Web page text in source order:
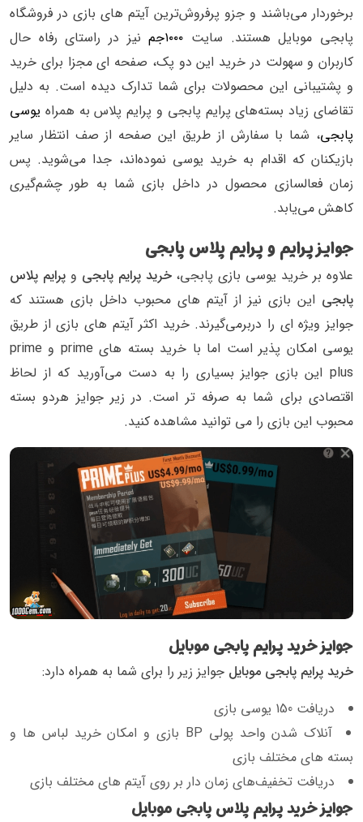
برخوردار می‌باشند و جزو پرفروش‌ترین آیتم های بازی در فروشگاه
پابجی موبایل هستند. سایت ۱۰۰۰جم
نیز در راستای رفاه حال
کاربران و سهولت در خرید این دو پک، صفحه ای مجزا برای خرید
و پشتیبانی این محصولات برای شما تدارک دیده است. به دلیل
تقاضای زیاد بسته‌های پرایم پابجی و پرایم پلاس به همراه یوسی
پابجی، شما با سفارش از طریق این صفحه از صف انتظار سایر
بازیکنان که اقدام به خرید یوسی نموده‌اند، جدا می‌شوید. پس
زمان فعالسازی محصول در داخل بازی شما به طور چشم‌گیری
کاهش می‌یابد.
جوایز پرایم و پرایم پلاس پابجی
علاوه بر خرید یوسی بازی پابجی،خرید پرایم پابجی وپرایم پلاس
پابجی این بازی نیز از آیتم های محبوب داخل بازی هستند که
جوایز ویژه ای را دربرمی‌گیرند. خرید اکثر آیتم های بازی از طریق
یوسی امکان پذیر است اما با خرید بسته های prime و prime
plus این بازی جوایز بسیاری را به دست می‌آورید که از لحاظ
اقتصادی برای شما به صرفه تر است. در زیر جوایز هردو بسته
محبوب این بازی را می توانید مشاهده کنید.
جوایز خرید پرایم پابجی موبایل
خرید پرایم پابجی موبایل جوایز زیر را برای شما به همراه دارد:
دریافت 150 یوسی بازی
آنلاک شدن واحد پولی BP بازی و امکان خرید لباس ها و
بسته های مختلف بازی
دریافت تخفیف‌های زمان دار بر روی آیتم های مختلف بازی
جوایز خرید پرایم پلاس پابجی موبایل